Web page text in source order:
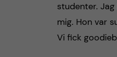
studenter.
mig. Hon var
Vi fick